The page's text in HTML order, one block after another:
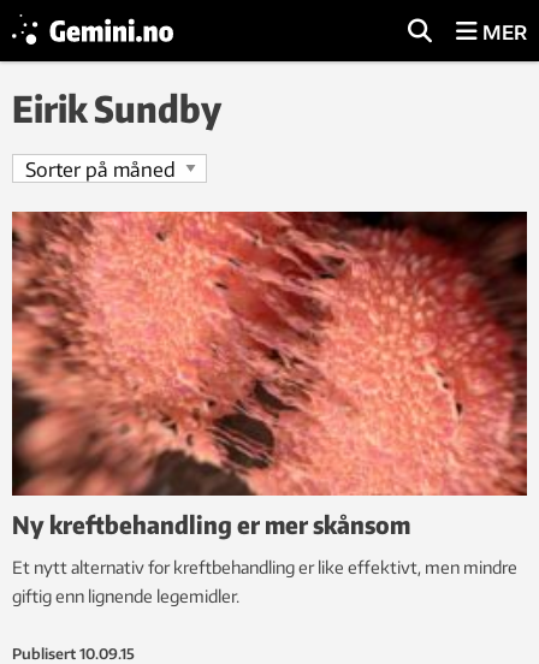
MER
Eirik Sundby
Ny kreftbehandling er mer skånsom
Et nytt alternativ for kreftbehandling er like effektivt, men mindre
giftig enn lignende legemidler.
Publisert 10.09.15